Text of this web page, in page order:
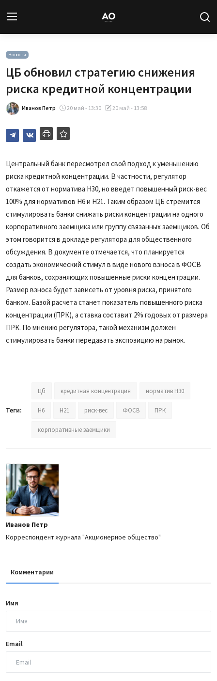
Новости
Статьи
Авторы
База знаний
Подписка
Новости
ЦБ обновил стратегию снижения
риска кредитной концентрации
Иванов Петр 20 май - 13:30 20 май - 13:58
Центральный банк пересмотрел свой подход к уменьшению
риска кредитной концентрации. В частности, регулятор
откажется от норматива Н30, но введет повышенный риск-вес
100% для нормативов Н6 и Н21. Таким образом ЦБ стремится
стимулировать банки снижать риски концентрации на одного
корпоративного заемщика или группу связанных заемщиков. Об
этом говорится в докладе регулятора для общественного
обсуждения. В документе отмечается, что планируется
создать экономический стимул в виде нового взноса в ФОСВ
для банков, сохраняющих повышенные риски концентрации.
Размер взноса будет зависеть от уровня риска, принятого
банком. Базой расчета станет показатель повышенного риска
концентрации (ПРК), а ставка составит 2% годовых от размера
ПРК. По мнению регулятора, такой механизм должен
стимулировать банки передавать экспозицию на рынок.
Теги:
Цб кредитная концентрация норматив Н30
Н6 Н21 риск-вес ФОСВ ПРК
корпоративные заемщики
Иванов Петр
Корреспондент журнала "Акционерное общество"
Комментарии
Имя
Email